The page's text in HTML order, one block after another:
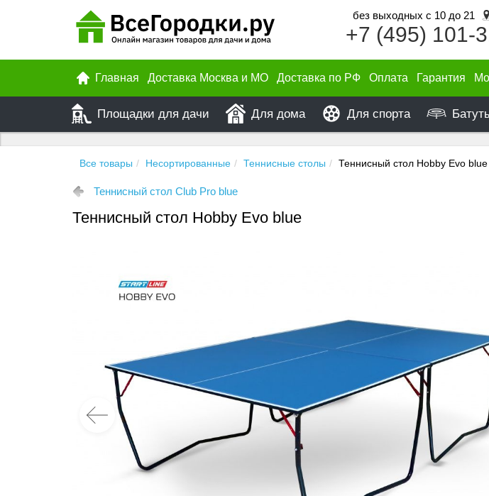
без выходных с 10 до 21
+7 (495) 101-
Главная Доставка Москва и МО Доставка по РФ Оплата Гарантия
Площадки для дачи Для дома Для спорта
Все товары Несортированные Теннисные столы Теннисный стол Hobby Evo blue
Теннисный стол Club Pro blue
Теннисный стол Hobby Evo blue